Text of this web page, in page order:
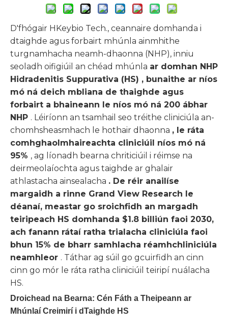
D'fhógair HKeybio Tech., ceannaire domhanda i
dtaighde agus forbairt mhúnla ainmhithe
turgnamhacha neamh-dhaonna (NHP), inniu
seoladh oifigiúil an chéad mhúnla ar domhan NHP
Hidradenitis Suppurativa (HS) , bunaithe ar níos
mó ná deich mbliana de thaighde agus
forbairt a bhaineann le níos mó ná 200 ábhar
NHP . Léiríonn an tsamhail seo tréithe cliniciúla an-
chomhsheasmhach le hothair dhaonna , le ráta
comhghaolmhaireachta cliniciúil níos mó ná
95% , ag líonadh bearna chriticiúil i réimse na
deirmeolaíochta agus taighde ar ghalair
athlastacha ainsealacha . De réir anailíse
margaidh a rinne Grand View Research le
déanaí, meastar go sroichfidh an margadh
teiripeach HS domhanda $1.8 billiún faoi 2030,
ach fanann rátaí ratha trialacha cliniciúla faoi
bhun 15% de bharr samhlacha réamhchliniciúla
neamhleor . Táthar ag súil go gcuirfidh an cinn
cinn go mór le ráta ratha cliniciúil teiripí nuálacha
HS.
Droichead na Bearna: Cén Fáth a Theipeann ar
Mhúnlaí Creimirí i dTaighde HS